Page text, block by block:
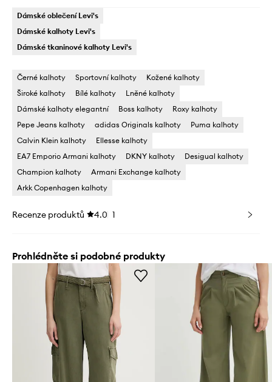
Dámské oblečení Levi's
Dámské kalhoty Levi's
Dámské tkaninové kalhoty Levi's
Černé kalhoty Sportovní kalhoty
Kožené kalhoty
Široké kalhoty
Bílé kalhoty
Lněné kalhoty
Dámské kalhoty elegantní
Boss kalhoty
Roxy kalhoty
Pepe Jeans kalhoty
adidas Originals kalhoty
Puma kalhoty
Calvin Klein kalhoty
Ellesse kalhoty
EA7 Emporio Armani kalhoty
DKNY kalhoty
Desigual kalhoty
Champion kalhoty
Armani Exchange kalhoty
Arkk Copenhagen kalhoty
Recenze produktů 4.0 1
Prohlédněte si podobné produkty